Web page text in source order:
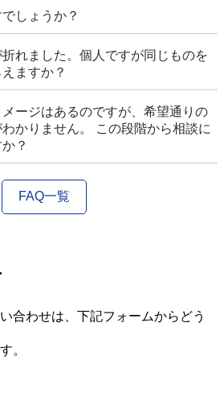
しょうか？
れました。個人ですが同じものを
ますか？
ージはあるのですが、希望通りの
かりません。 この段階から相談に
？
FAQ一覧
合わせは、下記フォームからどう
。